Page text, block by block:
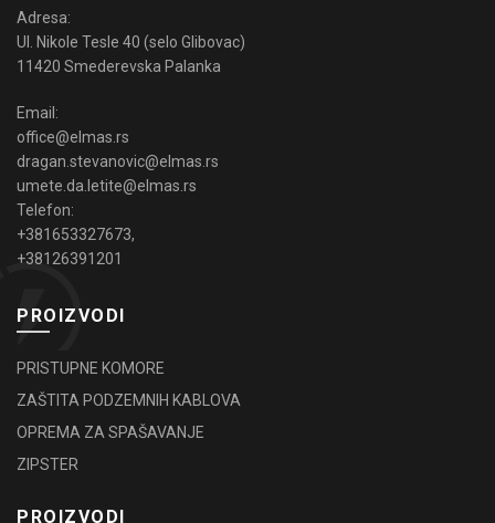
Adresa:
Ul. Nikole Tesle 40 (selo Glibovac)
11420 Smederevska Palanka
Email:
office@elmas.rs
dragan.stevanovic@elmas.rs
umete.da.letite@elmas.rs
Telefon:
+381653327673,
+38126391201
PROIZVODI
PRISTUPNE KOMORE
ZAŠTITA PODZEMNIH KABLOVA
OPREMA ZA SPAŠAVANJE
ZIPSTER
PROIZVODI